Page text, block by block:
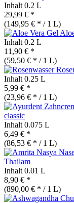
Inhalt 0.2 L
29,99 € *
(149,95 € * / 1 L)
Inhalt 0.2 L
11,90 € *
(59,50 € * / 1 L)
Inhalt 0.25 L
5,99 € *
(23,96 € * / 1 L)
classic
Inhalt 0.075 L
6,49 € *
(86,53 € * / 1 L)
Thailam
Inhalt 0.01 L
8,90 € *
(890,00 € * / 1 L)